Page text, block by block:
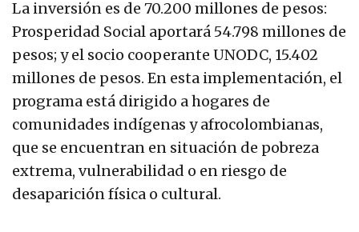
La inversión es de 70.200 millones de pesos:
Prosperidad Social aportará 54.798 millones de
pesos; y el socio cooperante UNODC, 15.402
millones de pesos. En esta implementación, el
programa está dirigido a hogares de
comunidades indígenas y afrocolombianas,
que se encuentran en situación de pobreza
extrema, vulnerabilidad o en riesgo de
desaparición física o cultural.